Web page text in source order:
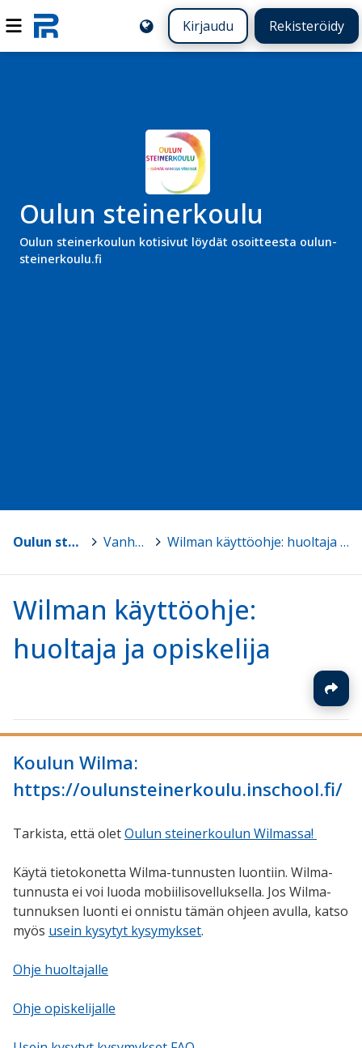
Kirjaudu Rekisteröidy
Oulun steinerkoulu
Oulun steinerkoulun kotisivut löydät osoitteesta oulun-
steinerkoulu.fi
Oulun steinerkoulu > Vanhemmille Wilman käyttöohje: huoltaja ja opiskelija
Wilman käyttöohje:
huoltaja ja opiskelija
Koulun Wilma:
https://oulunsteinerkoulu.inschool.fi/
Tarkista, että oletOulun steinerkoulun Wilmassa!
Käytä tietokonetta Wilma-tunnusten luontiin. Wilma-
tunnusta ei voi luoda mobiilisovelluksella. Jos Wilma-
tunnuksen luonti ei onnistu tämän ohjeen avulla, katso
myös usein kysytyt kysymykset.
Ohje huoltajalle
Ohje opiskelijalle